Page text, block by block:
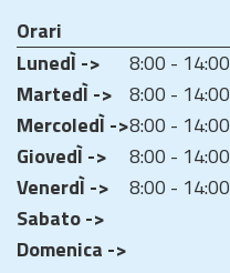
Orari
LunedÌ ->
8:00 - 14:00
MartedÌ -> 8:00 - 14:00
MercoledÌ ->8:00 - 14:00
GiovedÌ ->
8:00 - 14:00
VenerdÌ ->
8:00 - 14:00
Sabato ->
Domenica ->